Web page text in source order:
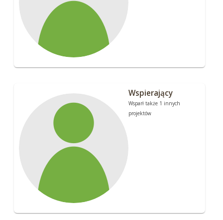
Wspierający
Wsparł także 1 innych
projektów